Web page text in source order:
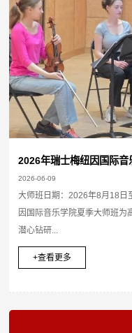
2026年瑞士梅纽因国际音
2026-06-09
大师班日期：2026年8月18日
因国际音乐学院夏季大师班为
潜心钻研...
+查看更多